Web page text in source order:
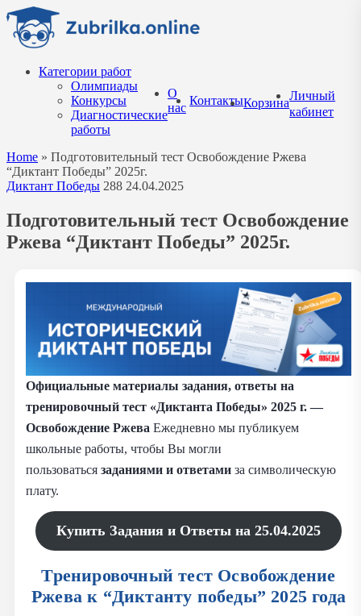
Перейти
содержанию
Категории работ
Олимпиады
Конкурсы
Диагностические
работы
О
нас
КонтактыКорзина
Личный
кабинет
Home » Подготовительный тест Освобождение Ржева
“Диктант Победы” 2025г.
Диктант Победы 288 24.04.2025
Подготовительный тест Освобождение
Ржева “Диктант Победы” 2025г.
Официальные материалы задания, ответы на
тренировочный тест «Диктанта Победы» 2025 г. —
Освобождение Ржева Ежедневно мы публикуем
школьные работы, чтобы Вы могли
пользоваться заданиями и ответами за символическую
плату.
Купить Задания и Ответы на 25.04.2025
Тренировочный тест Освобождение
Ржева к “Диктанту победы” 2025 года